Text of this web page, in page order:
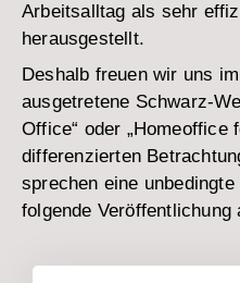
Arbeitsalltag als sehr
herausgestellt.
Deshalb freuen wir uns
ausgetretene Schwarz-
Office“ oder „Homeoffice
differenzierten
sprechen eine
folgende Veröffentlichung